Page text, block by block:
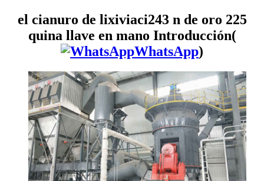
el cianuro de lixiviaci243 n de oro 225
quina llave en mano Introducción(
WhatsApp)